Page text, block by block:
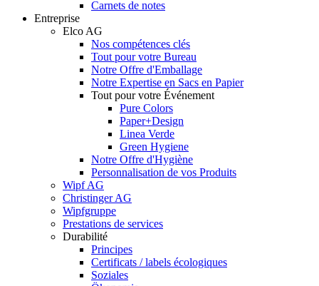
Carnets de notes
Entreprise
Elco AG
Nos compétences clés
Tout pour votre Bureau
Notre Offre d'Emballage
Notre Expertise en Sacs en Papier
Tout pour votre Événement
Pure Colors
Paper+Design
Linea Verde
Green Hygiene
Notre Offre d'Hygiène
Personnalisation de vos Produits
Wipf AG
Christinger AG
Wipfgruppe
Prestations de services
Durabilité
Principes
Certificats / labels écologiques
Soziales